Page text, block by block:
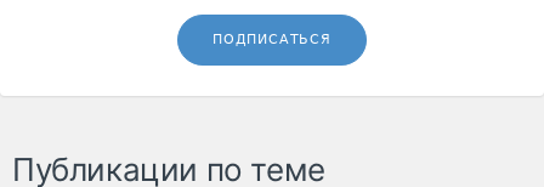
ПОДПИСАТЬСЯ
Публикации по теме